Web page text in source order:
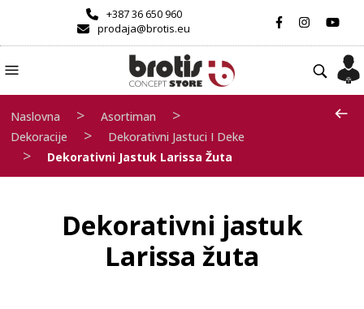
+387 36 650 960
prodaja@brotis.eu
Naslovna > Asortiman >
Dekoracije > Dekorativni Jastuci I Deke
> Dekorativni Jastuk Larissa Žuta
Dekorativni jastuk
Larissa žuta